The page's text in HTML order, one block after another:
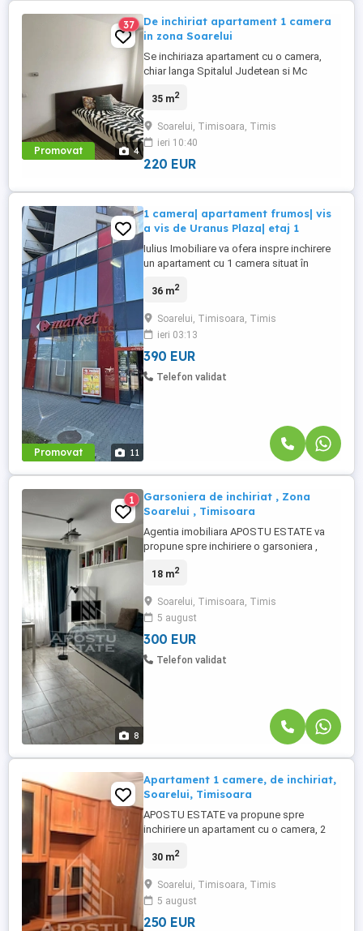
Promovat 4
37
De inchiriat apartament 1 camera
in zona Soarelui
Se inchiriaza apartament cu o camera,
chiar langa Spitalul Judetean si Mc
etaj 2. Incalzirea se face prin centrala
35 m2
Soarelui, Timisoara, Timis
ieri 10:40
220 EUR
Promovat 11
1 camera| apartament frumos| vis
a vis de Uranus Plaza| etaj 1
Iulius Imobiliare va ofera inspre inchirere
un apartament cu 1 camera situat în
Aleea Cristalului, etaj 1 Zona Cartierul
Timisoara , este destinat celor care
doresc sa se mute într-un cartier sigur cu
toate facilitatile ...
36 m2
Soarelui, Timisoara, Timis
ieri 03:13
390 EUR
Telefon validat
8
1
Garsoniera de inchiriat , Zona
Soarelui , Timisoara
Agentia imobiliara APOSTU ESTATE va
propune spre inchiriere o garsoniera ,
o zona linistita si bine pozitionata din
studenta care isi doresc o locuinta unde
sa se simta confortabil si cu acces facil
catre scoli, statii ...
18 m2
Soarelui, Timisoara, Timis
5 august
300 EUR
Telefon validat
Apartament 1 camere, de inchiriat,
Soarelui, Timisoara
APOSTU ESTATE va propune spre
inchiriere un apartament cu o camera, 2
Imobilul se intinde pe o suprafata utila de
de acces - 1 dormitor cu canapea
extensibila - bucatarie -Baie Confortul
termic se realizeaza ...
30 m2
Soarelui, Timisoara, Timis
5 august
250 EUR